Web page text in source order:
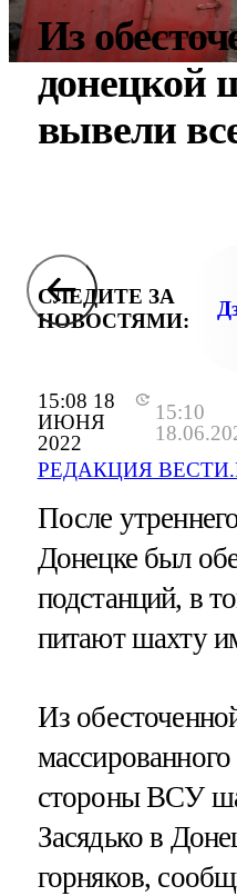
15:08 18
ИЮНЯ
2022
15:10
РЕДАКЦИЯ
Из
донецкой
вывели
СЛЕДИТЕ ЗА
НОВОСТЯМИ:
После
Донецке был
подстанций, в
питают шахту
Из
стороны ВСУ
Засядько в
горняков,